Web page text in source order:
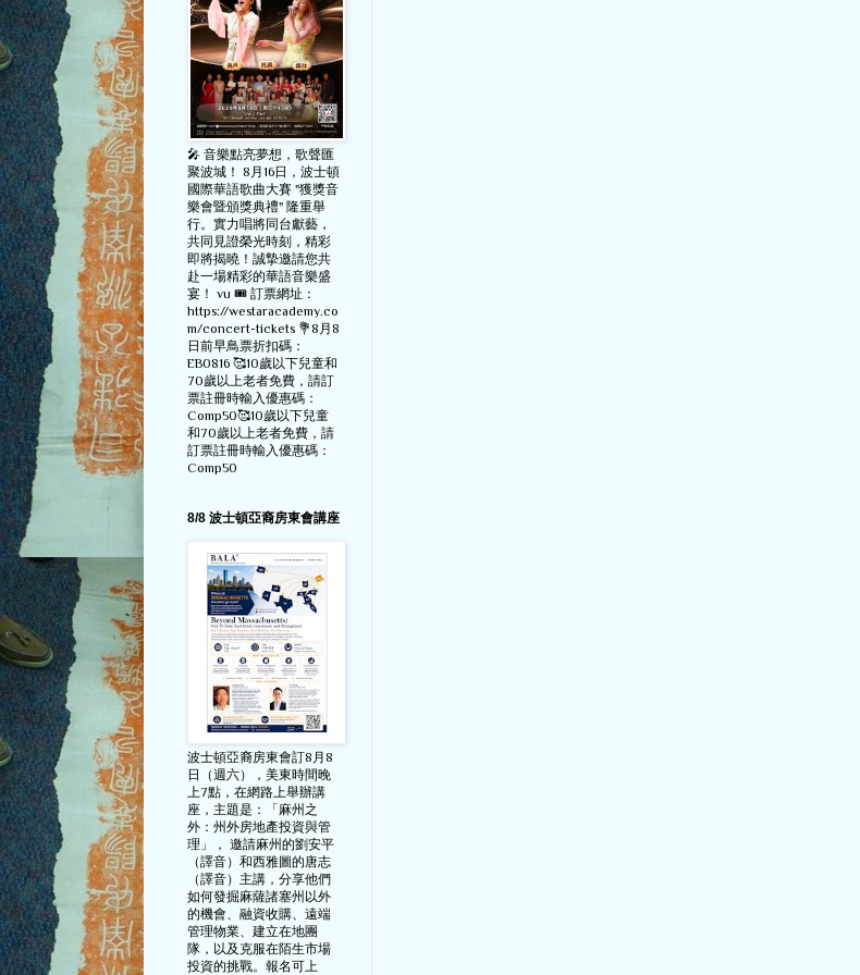
🎤 音樂點亮夢想，歌聲匯
聚波城！ 8月16日，波士頓
國際華語歌曲大賽 "獲獎音
樂會暨頒獎典禮" 隆重舉
行。實力唱將同台獻藝，
共同見證榮光時刻，精彩
即將揭曉！誠摯邀請您共
赴一場精彩的華語音樂盛
宴！ vu 🎟️ 訂票網址：
https://westaracademy.co
m/concert-tickets 💐8月8
日前早鳥票折扣碼：
EB0816 🥰10歲以下兒童和
70歲以上老者免費，請訂
票註冊時輸入優惠碼：
Comp50🥰10歲以下兒童
和70歲以上老者免費，請
訂票註冊時輸入優惠碼：
Comp50
8/8 波士頓亞裔房東會講座
波士頓亞裔房東會訂8月8
日（週六），美東時間晚
上7點，在網路上舉辦講
座，主題是：「麻州之
外：州外房地產投資與管
理」， 邀請麻州的劉安平
（譯音）和西雅圖的唐志
（譯音）主講，分享他們
如何發掘麻薩諸塞州以外
的機會、融資收購、遠端
管理物業、建立在地團
隊，以及克服在陌生市場
投資的挑戰。報名可上